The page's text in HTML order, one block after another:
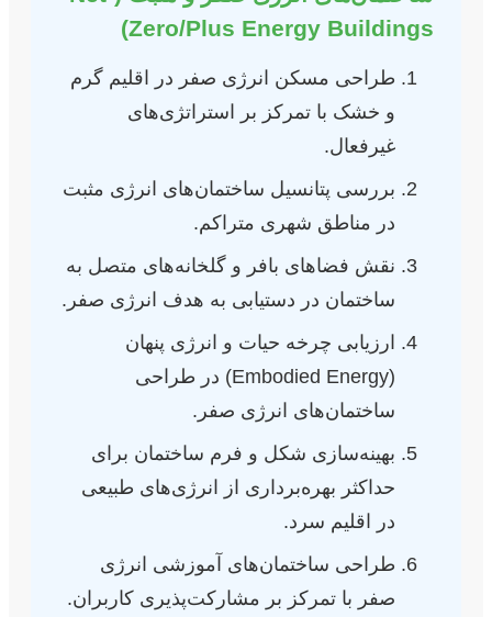
Zero/Plus Energy Buildings)
طراحی مسکن انرژی صفر در اقلیم گرم
و خشک با تمرکز بر استراتژی‌های
غیرفعال.
بررسی پتانسیل ساختمان‌های انرژی مثبت
در مناطق شهری متراکم.
نقش فضاهای بافر و گلخانه‌های متصل به
ساختمان در دستیابی به هدف انرژی صفر.
ارزیابی چرخه حیات و انرژی پنهان
(Embodied Energy) در طراحی
ساختمان‌های انرژی صفر.
بهینه‌سازی شکل و فرم ساختمان برای
حداکثر بهره‌برداری از انرژی‌های طبیعی
در اقلیم سرد.
طراحی ساختمان‌های آموزشی انرژی
صفر با تمرکز بر مشارکت‌پذیری کاربران.